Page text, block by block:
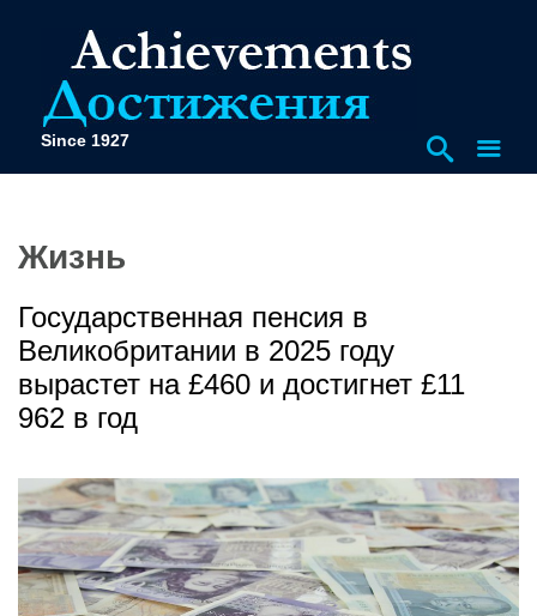
Since 1927
Жизнь
Государственная пенсия в
Великобритании в 2025 году
вырастет на £460 и достигнет £11
962 в год